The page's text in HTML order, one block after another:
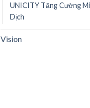
UNICITY Tăng Cường
Dịch
Vision